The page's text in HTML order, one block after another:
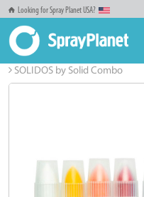
Looking for Spray Planet USA?
Inicio
SOLIDOS by Solid Combo